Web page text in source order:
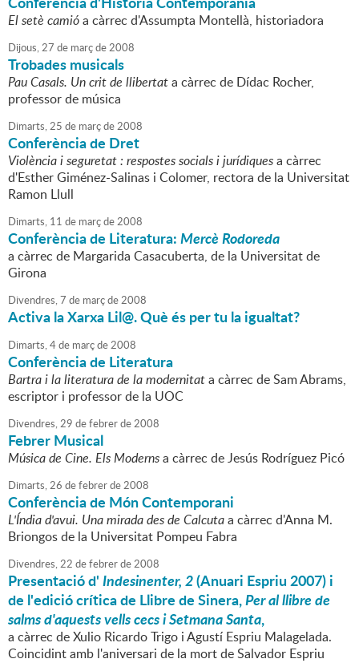
El setè camióa càrrec d'Assumpta Montellà, historiadora
Dijous,27 de marçde2008
Trobades musicals
Pau Casals. Un crit de llibertata càrrec de Dídac Rocher,
professor de música
Dimarts,25 de marçde2008
Conferència de Dret
Violència i seguretat : respostes socials i jurídiquesa càrrec
d'Esther Giménez-Salinas i Colomer, rectora de la Universitat
Ramon Llull
Dimarts, 11 de marçde2008
Conferència de Literatura:Mercè Rodoreda
a càrrec de Margarida Casacuberta, de la Universitat de
Girona
Divendres,7 de marçde2008
Activa la Xarxa Lil@. Què és per tu la igualtat?
Dimarts,4de marçde2008
Conferència de Literatura
Bartra i la literatura de la modernitata càrrec de Sam Abrams,
escriptor i professor de la UOC
Divendres,29 defebrerde2008
Febrer Musical
Música de Cine. Els Modernsa càrrec de Jesús Rodríguez Picó
Dimarts,26 defebrerde2008
Conferència de Món Contemporani
L'Índia d'avui. Una mirada des de Calcutaa càrrec d'Anna M.
Briongos de la Universitat Pompeu Fabra
Divendres,22 defebrerde2008
Presentació d'Indesinenter, 2(Anuari Espriu 2007) i
de l'edició crítica de Llibre de Sinera,Per al llibre de
salms d'aquests vells cecs i Setmana Santa,
a càrrec de Xulio Ricardo Trigo i Agustí Espriu Malagelada.
Coincidint amb l'aniversari de la mort de Salvador Espriu